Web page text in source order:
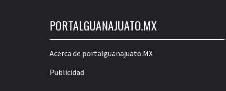
PORTALGUANAJUATO.MX
Acerca de portalguanajuato.MX
Publicidad